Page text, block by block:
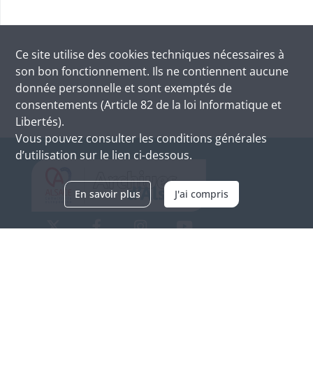
Ce site utilise des cookies techniques nécessaires à
son bon fonctionnement. Ils ne contiennent aucune
donnée personnelle et sont exemptés de
consentements (Article 82 de la loi Informatique et
Libertés).
Vous pouvez consulter les conditions générales
d’utilisation sur le lien ci-dessous.
En savoir plus J'ai compris